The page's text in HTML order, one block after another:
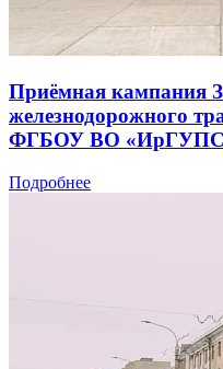
Приёмная кампания​
железнодорожного
ФГБОУ ВО «ИрГУПС»
Подробнее